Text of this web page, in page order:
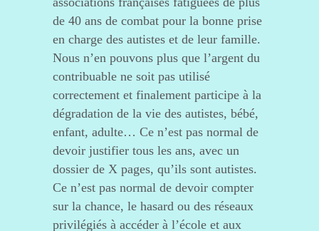
de 40 ans de combat pour la bonne prise
en charge des autistes et de leur famille.
Nous n’en pouvons plus que l’argent du
contribuable ne soit pas utilisé
correctement et finalement participe à la
dégradation de la vie des autistes, bébé,
enfant, adulte… Ce n’est pas normal de
devoir justifier tous les ans, avec un
dossier de X pages, qu’ils sont autistes.
Ce n’est pas normal de devoir compter
sur la chance, le hasard ou des réseaux
privilégiés à accéder à l’école et aux